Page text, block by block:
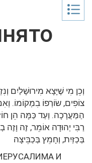
וְכֵן מִי שֶׁיָּצָא מִירוּשָׁלַיִם
צוֹפִים, שׂוֹרְפוֹ בִמְקוֹמוֹ.
הַמַּעֲרָכָה. וְעַד כַּמָּה הֵן
רַבִּי יְהוּדָה אוֹמֵר, זֶה
בְּכַזַּיִת, וְחָמֵץ בְּכַבֵּיצָה
И